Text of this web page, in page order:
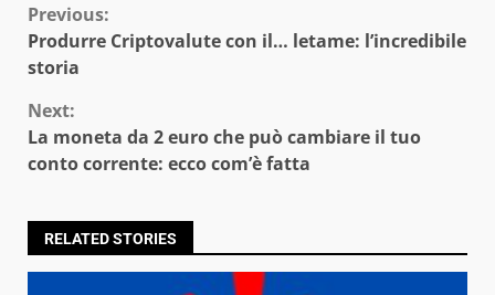
Continue
Reading
Previous:
Produrre Criptovalute con il… letame: l’incredibile
storia
Next:
La moneta da 2 euro che può cambiare il tuo
conto corrente: ecco com’è fatta
RELATED STORIES